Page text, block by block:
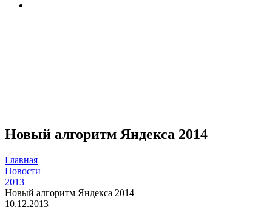
Новый алгоритм Яндекса 2014
Главная
Новости
2013
Новый алгоритм Яндекса 2014
10.12.2013